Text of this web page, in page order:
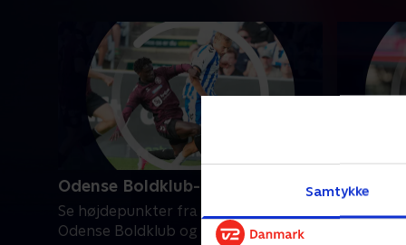
Samtykke
Odense Boldklub-Sønderjyske
Se højdepunkter fra kampen mellem
Odense Boldklub og Sønderjyske.
Se